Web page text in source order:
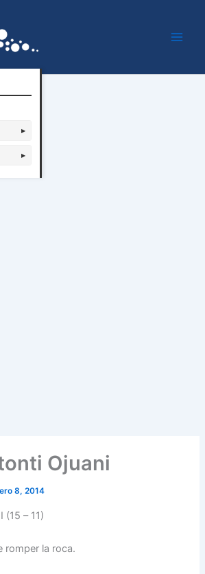
Ojuani
8, 2014
(15 – 11)
romper la roca.
▸
▸